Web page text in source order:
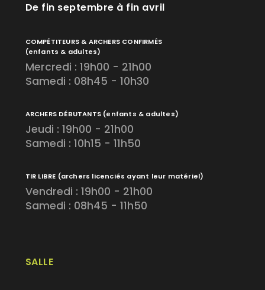
SALLE
De fin septembre à fin avril
COMPÉTITEURS & ARCHERS CONFIRMÉS
(enfants & adultes)
Mercredi : 19h00 - 21h00
Samedi : 08h45 - 10h30
ARCHERS DÉBUTANTS (enfants & adultes)
Jeudi : 19h00 - 21h00
Samedi : 10h15 - 11h50
TIR LIBRE (archers licenciés ayant leur matériel)
Vendredi : 19h00 - 21h00
Samedi : 08h45 - 11h50